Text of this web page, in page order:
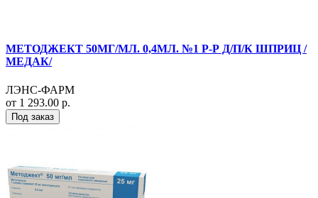
МЕТОДЖЕКТ 50МГ/МЛ. 0,4МЛ. №1 Р-Р Д/П/К ШПРИЦ /
МЕДАК/
ЛЭНС-ФАРМ
от 1 293.00 р.
Под заказ